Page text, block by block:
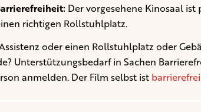
Der vorgesehene Kinosaal
richtigen Rollstuhlplatz.
oder einen Rollstuhlplatz oder
Unterstützungsbedarf in Sachen
anmelden. Der Film selbst ist barrierefrei